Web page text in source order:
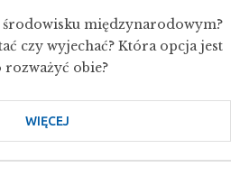
JAK
ZDOBYĆ
PRZEWAGĘ
NA
PRACY?
międzynarodowym?
czy wyjechać? Która opcja jest
rozważyć obie?
WIĘCEJ
KARIERA
W